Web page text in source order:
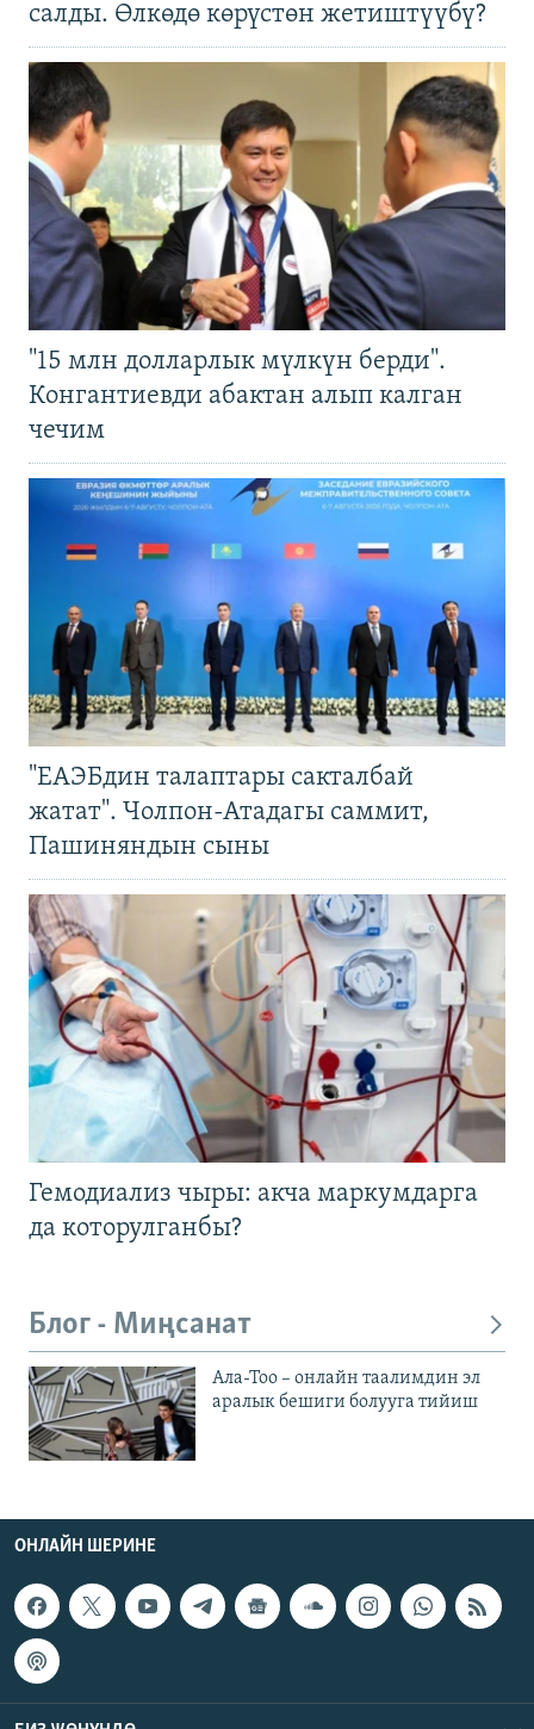
салды. Өлкөдө көрүстөн жетиштүүбү?
"15 млн долларлык мүлкүн берди".
Конгантиевди абактан алып калган
чечим
"ЕАЭБдин талаптары сакталбай
жатат". Чолпон-Атадагы саммит,
Пашиняндын сыны
Гемодиализ чыры: акча маркумдарга
да которулганбы?
Блог - Миңсанат
Ала-Тоо – онлайн таалимдин эл
аралык бешиги болууга тийиш
ОНЛАЙН ШЕРИНЕ